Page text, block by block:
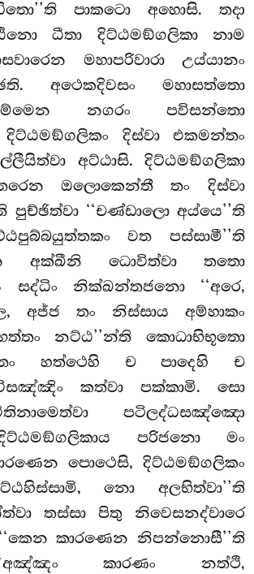
පාකටො අහොසි. තදා
ධීතා දිට්ඨමඞ්ගලිකා නාම
මහාපරිවාරා උය්යානං
අථෙකදිවසං මහාසත්තො
නගරං පවිසන්තො
දිට්ඨමඞ්ගලිකං දිස්වා එකමන්තං
අට්ඨාසි. දිට්ඨමඞ්ගලිකා
ඔලොකෙන්තී තං දිස්වා
පුච්ඡිත්වා ‘‘චණ්ඩාලො අය්යෙ’’ති
වත පස්සාමී’’ති
අක්ඛීනි ධොවිත්වා තතො
සද්ධිං නික්ඛන්තජනො ‘‘අරෙ,
අජ්ජ තං නිස්සාය අම්හාකං
නට්ඨ’’න්ති කොධාභිභූතො
හත්ථෙහි ච පාදෙහි ච
කත්වා පක්කාමි. සො
පටිලද්ධසඤ්ඤො
පරිජනො මං
පොථෙසි, දිට්ඨමඞ්ගලිකං
නො අලභිත්වා’’ති
තස්සා පිතු නිවෙසනද්වාරෙ
කාරණෙන නිපන්නොසී’’ති
කාරණං නත්ථි,